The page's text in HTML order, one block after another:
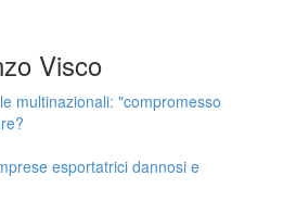
Visco
multinazionali: "compromesso
esportatrici dannosi e